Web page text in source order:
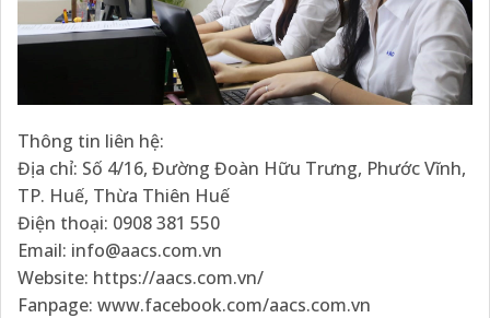
Thông tin liên hệ:
Địa chỉ: Số 4/16, Đường Đoàn Hữu Trưng, Phước Vĩnh,
TP. Huế, Thừa Thiên Huế
Điện thoại: 0908 381 550
Email: info@aacs.com.vn
Website: https://aacs.com.vn/
Fanpage: www.facebook.com/aacs.com.vn